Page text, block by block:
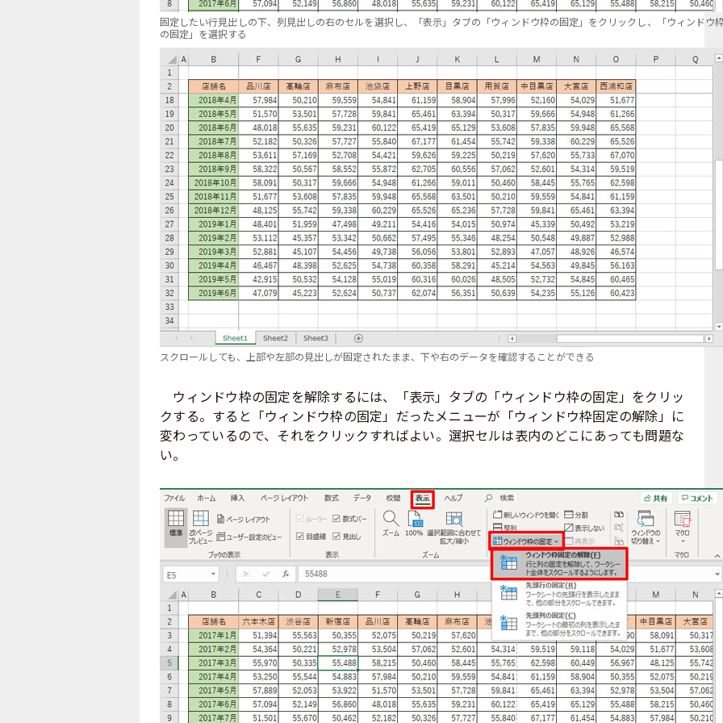
固定したい行見出しの下、列見出しの右のセルを選択し、「表示」タブの「ウィンドウ枠の固定」をクリックし、「ウィンドウ
の固定」を選択する
スクロールしても、上部や左部の見出しが固定されたまま、下や右のデータを確認することができる
ウィンドウ枠の固定を解除するには、「表示」タブの「ウィンドウ枠の固定」をクリッ
クする。すると「ウィンドウ枠の固定」だったメニューが「ウィンドウ枠固定の解除」に
変わっているので、それをクリックすればよい。選択セルは表内のどこにあっても問題な
い。